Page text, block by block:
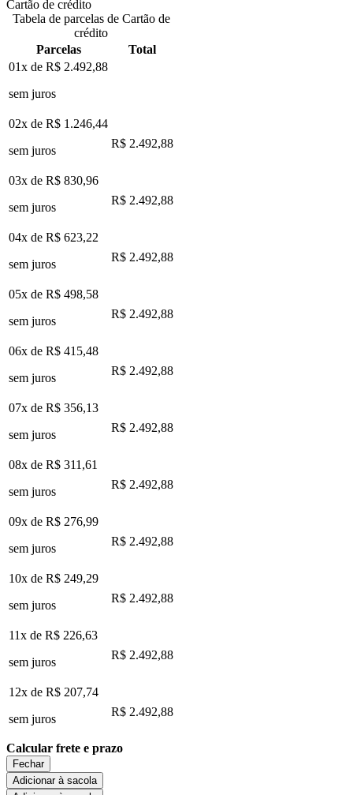
Cartão de crédito
Tabela de parcelas de Cartão de
crédito
Parcelas
Total
01x de R$ 2.492,88
sem juros
02x de R$ 1.246,44
sem juros
R$ 2.492,88
03x de R$ 830,96
sem juros
R$ 2.492,88
04x de R$ 623,22
sem juros
R$ 2.492,88
05x de R$ 498,58
sem juros
R$ 2.492,88
06x de R$ 415,48
sem juros
R$ 2.492,88
07x de R$ 356,13
sem juros
R$ 2.492,88
08x de R$ 311,61
sem juros
R$ 2.492,88
09x de R$ 276,99
sem juros
R$ 2.492,88
10x de R$ 249,29
sem juros
R$ 2.492,88
11x de R$ 226,63
sem juros
R$ 2.492,88
12x de R$ 207,74
sem juros
R$ 2.492,88
Calcular frete e prazo
Fechar
Adicionar à sacola